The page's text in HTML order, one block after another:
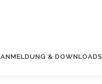
ANMELDUNG & DOWNLOADS